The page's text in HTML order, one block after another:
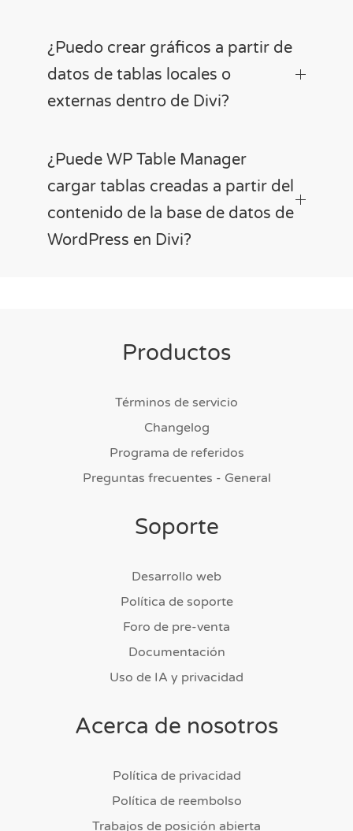
¿Puedo crear gráficos a partir de
datos de tablas locales o
externas dentro de Divi?
¿Puede WP Table Manager
cargar tablas creadas a partir del
contenido de la base de datos de
WordPress en Divi?
Productos
Términos de servicio
Changelog
Programa de referidos
Preguntas frecuentes - General
Soporte
Desarrollo web
Política de soporte
Foro de pre-venta
Documentación
Uso de IA y privacidad
Acerca de nosotros
Política de privacidad
Política de reembolso
Trabajos de posición abierta